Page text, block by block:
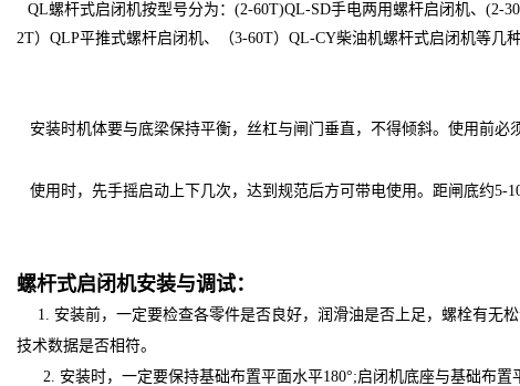
QL螺杆式启闭机按型号分为： (2-60T)QL-SD手电两用螺杆启闭机、 (2-
2T） QLP平推式螺杆启闭机、（3-60T） QL-CY柴油机螺杆式启闭机等几
安装时机体要与底梁保持平衡，丝杠与闸门垂直，不得倾斜。使用前
使用时，先手摇启动上下几次，达到规范后方可带电使用。距闸底约5-
螺杆式启闭机安装与调试：
1. 安装前，一定要检查各零件是否良好，润滑油是否上足，螺栓有无
技术数据是否相符。
2. 安装时，一定要保持基础布置平面水平180°;启闭机底座与基础布置